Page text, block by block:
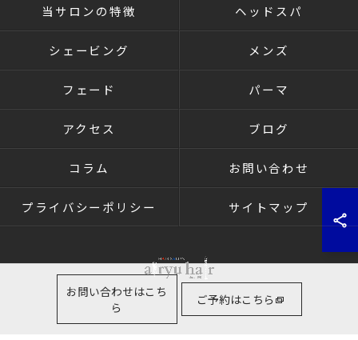
お問い合わせはこち
ら
ご予約はこちら
当サロンの特徴 ヘッドスパ
シェービング メンズ
フェード パーマ
アクセス ブログ
コラム お問い合わせ
プライバシーポリシー サイトマップ
© 2026 群馬県高崎の理容室ならairyu hair ALL RIGHTS RESERVED.